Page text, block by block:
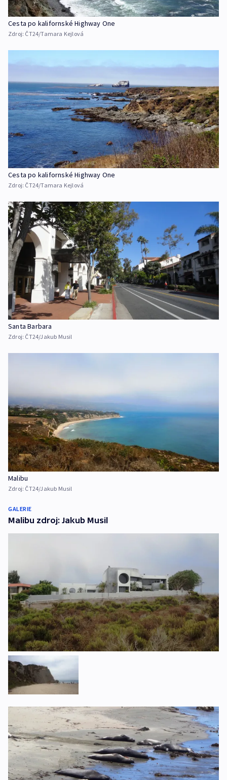
Cesta po kalifornské Highway One
Zdroj: ČT24/Tamara Kejlová
Cesta po kalifornské Highway One
Zdroj: ČT24/Tamara Kejlová
Santa Barbara
Zdroj: ČT24/Jakub Musil
Malibu
Zdroj: ČT24/Jakub Musil
GALERIE
Malibu zdroj: Jakub Musil